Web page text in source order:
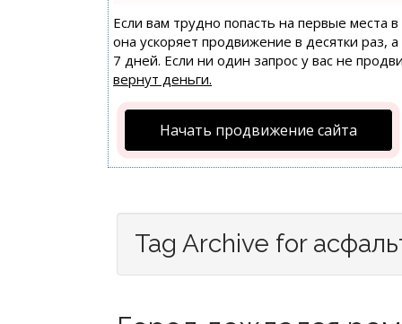
Если вам трудно попасть на первые места
она ускоряет продвижение в десятки раз,
7 дней. Если ни один запрос у вас не
вернут деньги.
Начать продвижение сайта
Tag Archive for